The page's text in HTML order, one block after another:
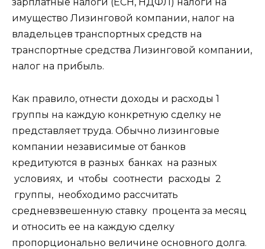
зарплатные налоги (ЕСН, НДФЛ) налоги на
имущество Лизинговой компании, налог на
владельцев транспортных средств на
транспортные средства Лизинговой компании,
налог на прибыль.
Как правило, отнести доходы и расходы 1
группы на каждую конкретную сделку не
представляет труда. Обычно лизинговые
компании независимые от банков
кредитуются в разных банках на разных
условиях, и чтобы соотнести расходы 2
группы, необходимо рассчитать
средневзвешенную ставку процента за месяц
и относить ее на каждую сделку
пропорционально величине основного долга.